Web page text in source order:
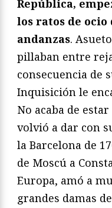
República,
los ratos de ocio
andanzas.
pillaban entre
consecuencia de
Inquisición le
No acaba de
volvió a dar con
la Barcelona de
de Moscú a
Europa, amó a
grandes damas